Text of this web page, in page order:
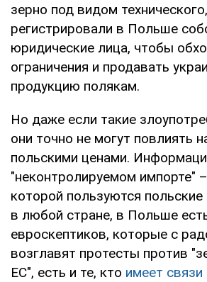
зерно под видом технического,
регистрировали в Польше
юридические лица, чтобы
ограничения и продавать
продукцию полякам.
Но даже если такие
они точно не могут повлиять
польскими ценами.
"неконтролируемом импорте"
которой пользуются польские
в любой стране, в Польше
евроскептиков, которые с
возглавят протесты против
ЕС", есть и те, кто имеет